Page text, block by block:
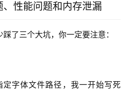
性能问题和内存泄漏
了三个大坑，你一定要注意：
字体文件路径，我一开始写死